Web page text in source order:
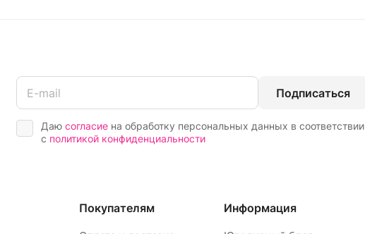
Подписаться
Даю согласие на обработку персональных данных в соответствии
с политикой конфиденциальности
Покупателям Информация